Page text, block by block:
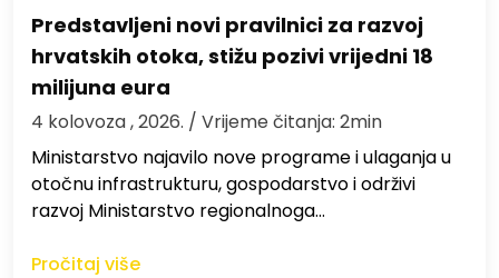
Predstavljeni novi pravilnici za razvoj
hrvatskih otoka, stižu pozivi vrijedni 18
milijuna eura
4 kolovoza , 2026. / Vrijeme čitanja: 2min
Ministarstvo najavilo nove programe i ulaganja u
otočnu infrastrukturu, gospodarstvo i održivi
razvoj Ministarstvo regionalnoga…
Pročitaj više